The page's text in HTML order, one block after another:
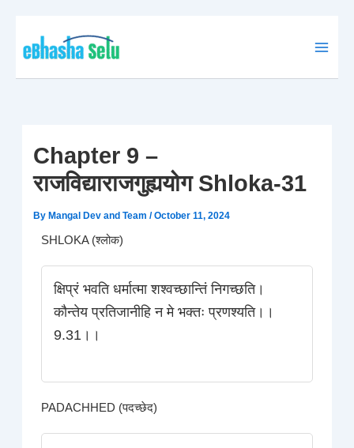
content
Chapter 9 –
राजविद्याराजगुह्ययोग Shloka-31
By Mangal Dev and Team/October 11, 2024
SHLOKA (श्लोक)
क्षिप्रं भवति धर्मात्मा शश्वच्छान्तिं निगच्छति।
कौन्तेय प्रतिजानीहि न मे भक्तः प्रणश्यति।।
9.31।।
PADACHHED (पदच्छेद)